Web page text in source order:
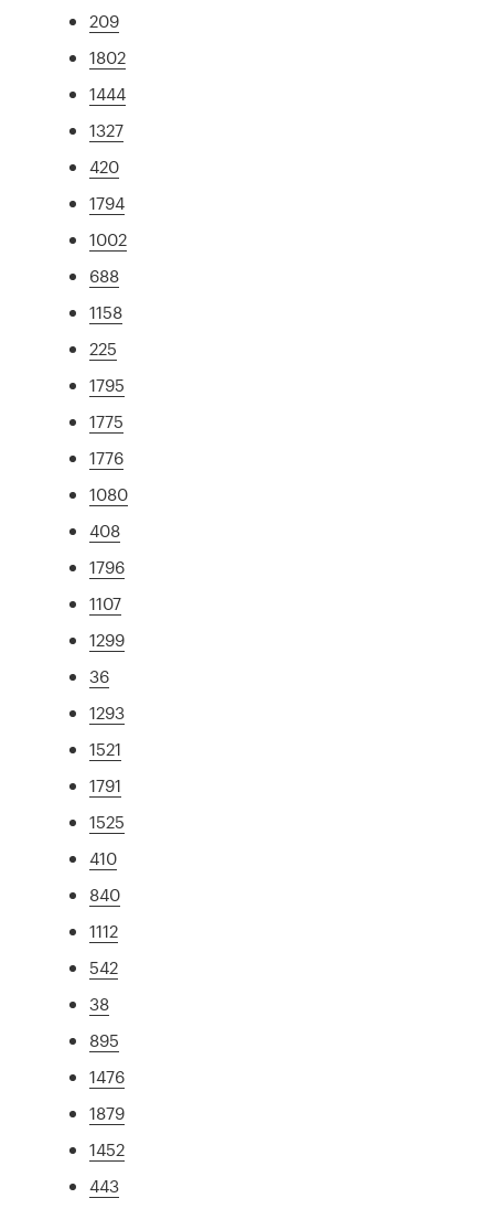
209
1802
1444
1327
420
1794
1002
688
1158
225
1795
1775
1776
1080
408
1796
1107
1299
36
1293
1521
1791
1525
410
840
1112
542
38
895
1476
1879
1452
443